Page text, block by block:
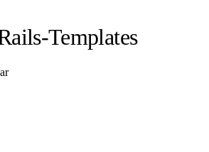
Templates